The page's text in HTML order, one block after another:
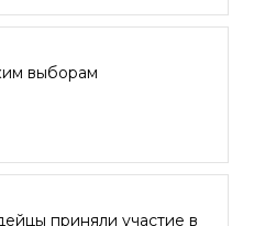
выборам
приняли участие в